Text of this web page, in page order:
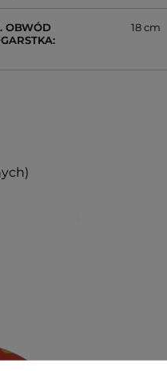
OBWÓD
18 cm